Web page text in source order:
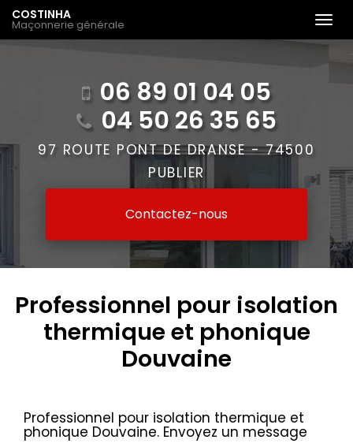
Aller
au
COSTINHA
Maçonnerie générale
06 89 01 04 05
04 50 26 35 65
97 ROUTE PONT DE DRANSE -74500
PUBLIER
Contactez-nous
Professionnel pour isolation
thermique et phonique
Douvaine
Professionnel pour isolation thermique et
phonique Douvaine. Envoyez un message